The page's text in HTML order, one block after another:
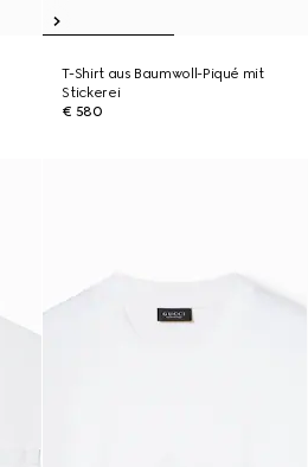
T-Shirt aus Baumwoll-Piqué mit
Stickerei
€ 580